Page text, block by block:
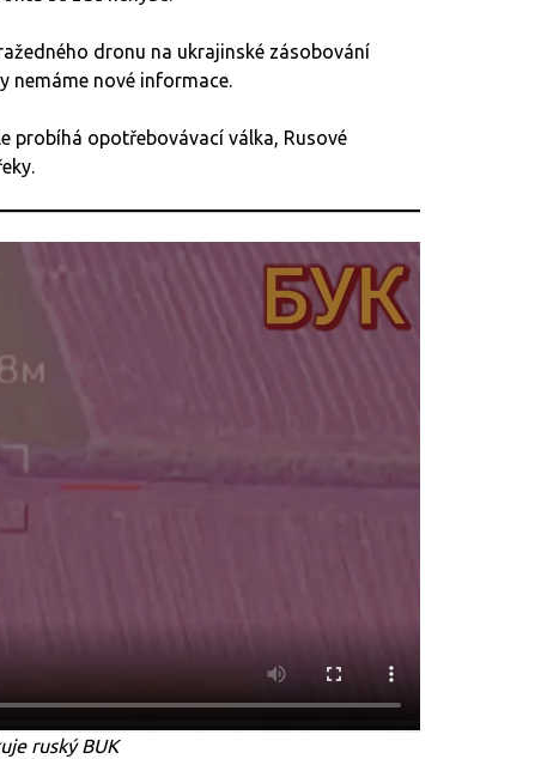
dronu na ukrajinské zásobování
nové informace.
probíhá opotřebovávací válka, Rusové
ruský BUK